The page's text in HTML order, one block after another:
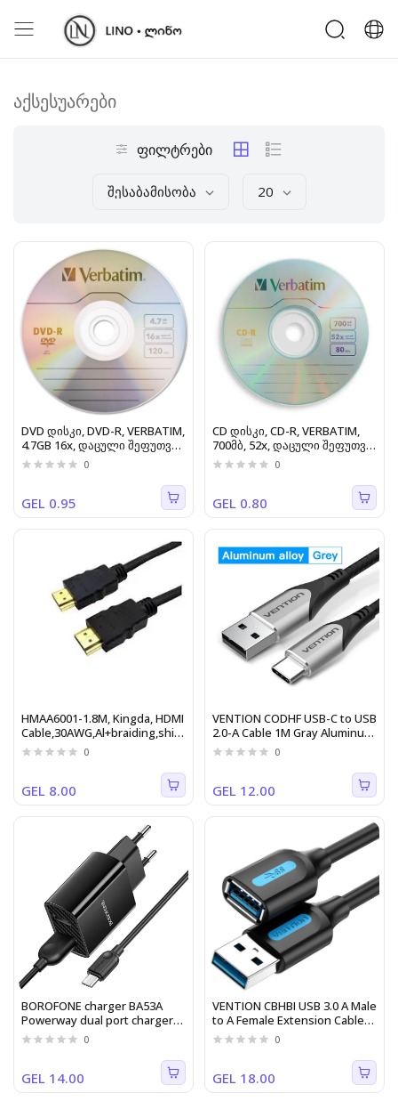
აქსესუარები
ფილტრები
Შესაბამისობა 20
DVD დისკი, DVD-R, VERBATIM,
4.7GB 16x, დაცული შეფუთვა,
50ც. 43791 0
GEL 0.95
CD დისკი, CD-R, VERBATIM,
700მბ, 52x, დაცული შეფუთვა,
50ც.
0
GEL 0.80
HMAA6001-1.8M, Kingda, HDMI
Cable,30AWG,Al+braiding,shield,copper,goldplated,PVC,Plastic
shell
0
GEL 8.00
VENTION CODHF USB-C to USB
2.0-A Cable 1M Gray Aluminum
Alloy Type 0
GEL 12.00
BOROFONE charger BA53A
Powerway dual port charger
set(Micro)(EU)black
0
GEL 14.00
VENTION CBHBI USB 3.0 A Male
to A Female Extension Cable
3M black PVC Type
0
GEL 18.00